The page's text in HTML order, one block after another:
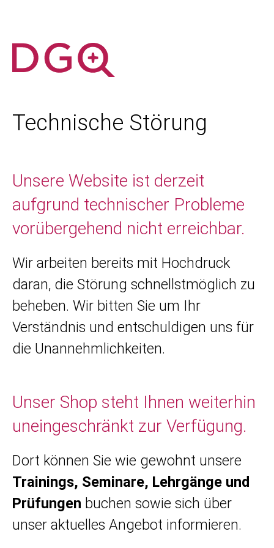
Technische Störung
Unsere Website ist derzeit
aufgrund technischer Probleme
vorübergehend nicht erreichbar.
Wir arbeiten bereits mit Hochdruck
daran, die Störung schnellstmöglich zu
beheben. Wir bitten Sie um Ihr
Verständnis und entschuldigen uns für
die Unannehmlichkeiten.
Unser Shop steht Ihnen weiterhin
uneingeschränkt zur Verfügung.
Dort können Sie wie gewohnt unsere
Trainings, Seminare, Lehrgänge und
Prüfungen buchen sowie sich über
unser aktuelles Angebot informieren.